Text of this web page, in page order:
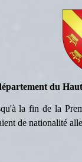
du
la fin de la
de nationalité